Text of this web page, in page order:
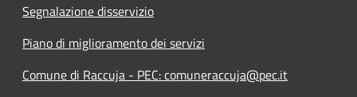
Segnalazione disservizio
Piano di miglioramento dei servizi
Comune di Raccuja - PEC: comuneraccuja@pec.it